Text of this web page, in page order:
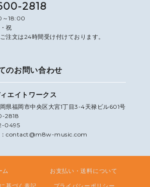
2818
～18:00
祝
注文は24時間受け付けております。
のお問い合わせ
エイトワークス
県福岡市中央区大宮1丁目3-4天禄ビル601号
2818
0495
：contact@m8w-music.com
ム お支払い・送料について